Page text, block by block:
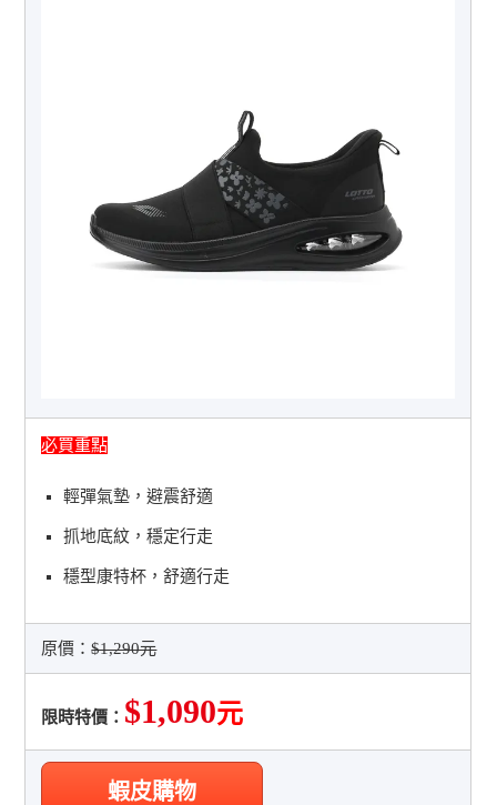
必買重點
輕彈氣墊，避震舒適
抓地底紋，穩定行走
穩型康特杯，舒適行走
原價：$1,290元
限時特價： $1,090元
蝦皮購物